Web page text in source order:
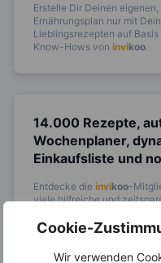
Cookie-
Wir verwenden
Erstelle Dir Deinen
Ernährungsplan nur mit
Lieblingsrezepten auf Basis
Know-Hows von invikoo
14.000 Rezepte,
Wochenplaner,
Einkaufsliste und
Entdecke die invikoo-
viele hilfreiche und